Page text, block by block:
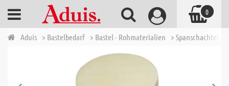
Aduis > Bastelbedarf > Bastel - Rohmaterialien > Spanschachteln -
0